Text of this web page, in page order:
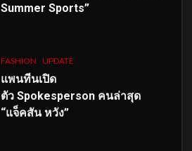
Summer Sports”
FASHION UPDATE
แพนทีนเปิด
ตัว Spokesperson คนล่าสุด
“แจ็คสัน หวัง”